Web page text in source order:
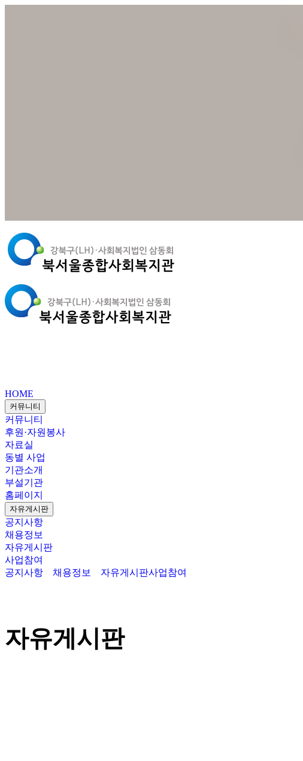
HOME
커뮤니티
커뮤니티
후원·자원봉사
자료실
동별 사업
기관소개
부설기관
홈페이지
자유게시판
공지사항
채용정보
자유게시판
사업참여
공지사항
채용정보 자유게시판사업참여
자유게시판